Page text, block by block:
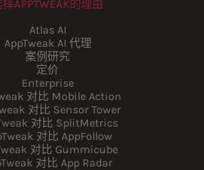
择APPTWEAK的理由
Atlas AI
AppTweak AI 代理
案例研究
定价
Enterprise
对比 Mobile Action
对比 Sensor Tower
对比 SplitMetrics
对比 AppFollow
对比 Gummicube
对比 App Radar